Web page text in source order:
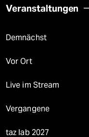
Veranstaltungen
Demnächst
Vor Ort
Live im Stream
Vergangene
taz lab 2027